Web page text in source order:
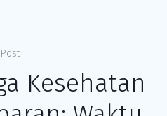
Post
Kesehatan